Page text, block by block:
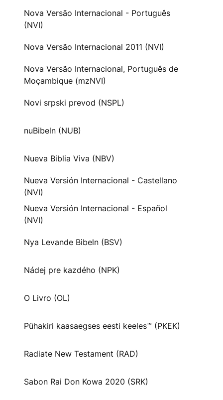
Nova Versão Internacional - Português
(NVI)
Nova Versão Internacional 2011 (NVI)
Nova Versão Internacional, Português de
Moçambique (mzNVI)
Novi srpski prevod (NSPL)
nuBibeln (NUB)
Nueva Biblia Viva (NBV)
Nueva Versión Internacional - Castellano
(NVI)
Nueva Versión Internacional - Español
(NVI)
Nya Levande Bibeln (BSV)
Nádej pre kazdého (NPK)
O Livro (OL)
Pühakiri kaasaegses eesti keeles™ (PKEK)
Radiate New Testament (RAD)
Sabon Rai Don Kowa 2020 (SRK)